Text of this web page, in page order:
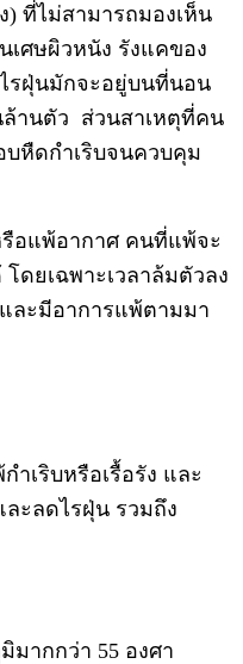
ที่ไม่สามารถมองเห็น
เศษผิวหนัง รังแคของ
รฝุ่นมักจะอยู่บนที่นอน
ล้านตัว ส่วนสาเหตุที่คน
บหืดกำเริบจนควบคุม
อแพ้อากาศ คนที่แพ้จะ
ดยเฉพาะเวลาล้มตัวลง
ละมีอาการแพ้ตามมา
เริบหรือเรื้อรัง และ
ะลดไรฝุ่น รวมถึง
ากกว่า 55 องศา